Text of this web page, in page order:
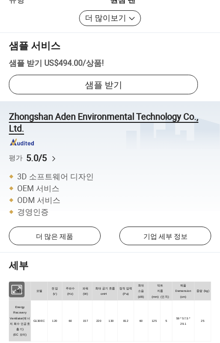
더 많이보기
샘플 서비스
샘플 받기 US$494.00/상품!
샘플 받기
Zhongshan Aden Environmental Technology Co.,
Ltd.
평가 5.0/5
3D 소프트웨어 디자인
OEM 서비스
ODM 서비스
경영인증
더 많은 제품 기업 세부 정보
세부
제품 모델
전압
(V)
주파수
(Hz)
파워
(W)
최대 공기 흐름
cmH
정적 압력
(Pa)
최대
소음
(dB)
덕트
지름
(mm) (인치)
제품
Demension
(cm)
중량 (kg)
Energy
Recovery
Ventilator(에너
지 회수 인공호
흡기)
(EC 모터)
G130EC 120 60 157 220 130 812 60 125 5
59 * 57.5 *
29.1
25